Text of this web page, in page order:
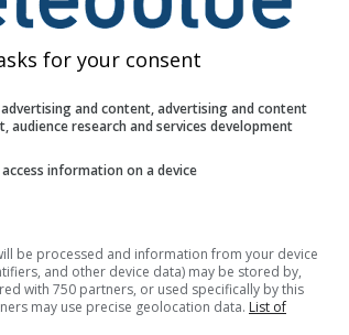
for your consent
and content, advertising and content
audience research and services development
information on a device
be processed and information from your device
and other device data) may be stored by,
with 750 partners, or used specifically by this
may use precise geolocation data. List of